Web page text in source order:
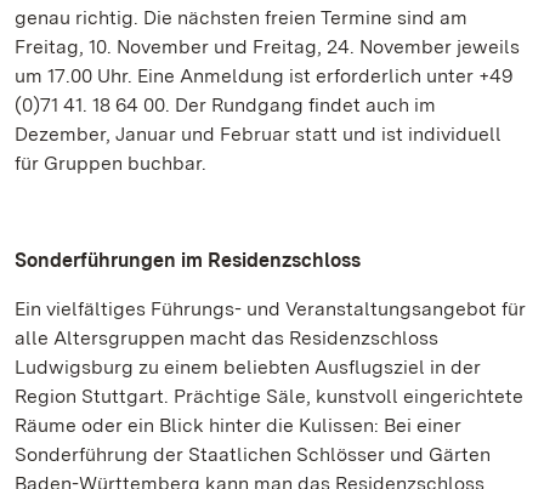
genau richtig. Die nächsten freien Termine sind am
Freitag, 10. November und Freitag, 24. November jeweils
um 17.00 Uhr. Eine Anmeldung ist erforderlich unter +49
(0)71 41. 18 64 00. Der Rundgang findet auch im
Dezember, Januar und Februar statt und ist individuell
für Gruppen buchbar.
Sonderführungen im Residenzschloss
Ein vielfältiges Führungs- und Veranstaltungsangebot für
alle Altersgruppen macht das Residenzschloss
Ludwigsburg zu einem beliebten Ausflugsziel in der
Region Stuttgart. Prächtige Säle, kunstvoll eingerichtete
Räume oder ein Blick hinter die Kulissen: Bei einer
Sonderführung der Staatlichen Schlösser und Gärten
Baden-Württemberg kann man das Residenzschloss